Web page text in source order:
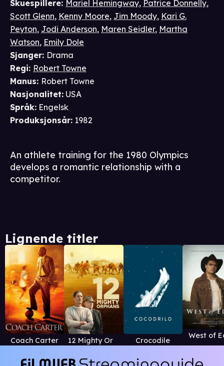
Skuespillere: Mariel Hemingway, Patrice Donnelly,
Scott Glenn, Kenny Moore, Jim Moody, Kari G.
Peyton, Jodi Anderson, Maren Seidler, Martha
Watson, Emily Dole
Sjanger: Drama
Regi: Robert Towne
Manus: Robert Towne
Nasjonalitet: USA
Språk: Engelsk
Produksjonsår: 1982
An athlete training for the 1980 Olympics
develops a romantic relationship with a
competitor.
Lignende titler
Coach Carter 12 Mighty Orphans Crocodile
West of